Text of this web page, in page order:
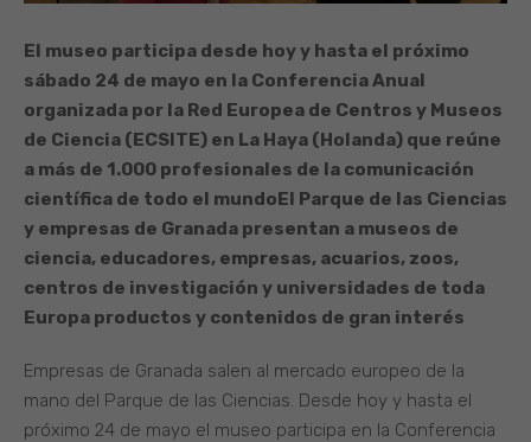
El museo participa desde hoy y hasta el próximo
sábado 24 de mayo en la Conferencia Anual
organizada por la Red Europea de Centros y Museos
de Ciencia (ECSITE) en La Haya (Holanda) que reúne
a más de 1.000 profesionales de la comunicación
científica de todo el mundoEl Parque de las Ciencias
y empresas de Granada presentan a museos de
ciencia, educadores, empresas, acuarios, zoos,
centros de investigación y universidades de toda
Europa productos y contenidos de gran interés
Empresas de Granada salen al mercado europeo de la
mano del Parque de las Ciencias. Desde hoy y hasta el
próximo 24 de mayo el museo participa en la Conferencia